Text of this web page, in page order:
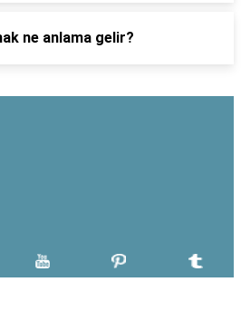
ne anlama gelir?